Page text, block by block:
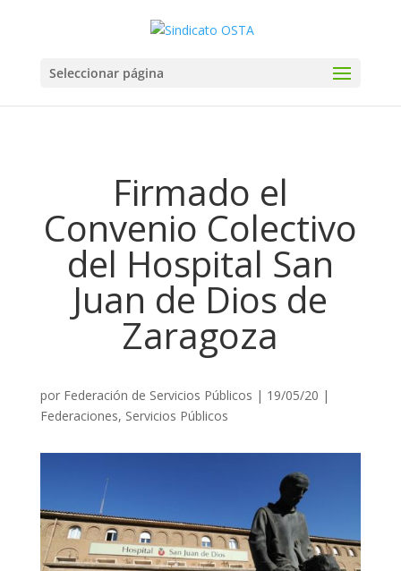
Seleccionar página
Firmado el
Convenio Colectivo
del Hospital San
Juan de Dios de
Zaragoza
por Federación de Servicios Públicos | 19/05/20 |
Federaciones, Servicios Públicos